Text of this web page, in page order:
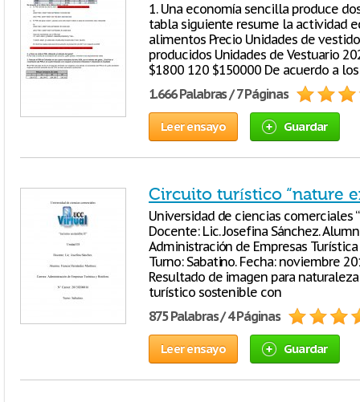
1. Una economía sencilla produce
tabla siguiente resume la actividad
alimentos Precio Unidades de
producidos Unidades de Vestuario
$1800 120 $150000 De acuerdo a los
1.666 Palabras / 7 Páginas
Leer ensayo Guardar
Circuito turístico “nature
Universidad de ciencias comerciales
Docente: Lic. Josefina Sánchez.
Administración de Empresas
Turno: Sabatino. Fecha: noviembre
Resultado de imagen para
turístico sostenible con
875 Palabras / 4 Páginas
Leer ensayo Guardar